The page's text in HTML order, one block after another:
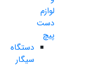
لوازم
دست
پیچ
دستگاه
سیگار